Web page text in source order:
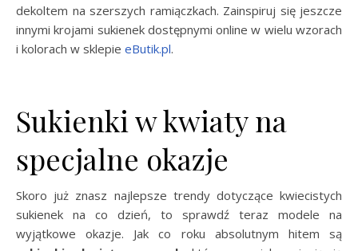
dekoltem na szerszych ramiączkach. Zainspiruj się jeszcze
innymi krojami sukienek dostępnymi online w wielu wzorach
i kolorach w sklepie eButik.pl.
Sukienki w kwiaty na
specjalne okazje
Skoro już znasz najlepsze trendy dotyczące kwiecistych
sukienek na co dzień, to sprawdź teraz modele na
wyjątkowe okazje. Jak co roku absolutnym hitem są